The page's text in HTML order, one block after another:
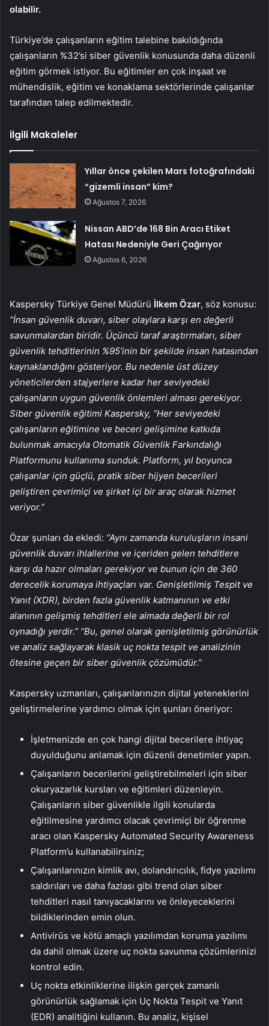
olabilir.
Türkiye’de çalışanların eğitim talebine bakıldığında
çalışanların %32’si siber güvenlik konusunda daha düzenli
eğitim görmek istiyor. Bu eğitimler en çok inşaat ve
mühendislik, eğitim ve konaklama sektörlerinde çalışanlar
tarafından talep edilmektedir.
İlgili Makaleler
Yıllar önce çekilen Mars fotoğrafındaki
“gizemli insan” kim?
Ağustos 7, 2026
Nissan ABD’de 168 Bin Aracı Etiket
Hatası Nedeniyle Geri Çağırıyor
Ağustos 6, 2026
Kaspersky Türkiye Genel Müdürü İlkem Özar, söz konusu:
“İnsan güvenlik duvarı, siber olaylara karşı en değerli
savunmalardan biridir. Üçüncü taraf araştırmaları, siber
güvenlik tehditlerinin %95’inin bir şekilde insan hatasından
kaynaklandığını gösteriyor. Bu nedenle üst düzey
yöneticilerden stajyerlere kadar her seviyedeki
çalışanların uygun güvenlik önlemleri alması gerekiyor.
Siber güvenlik eğitimi Kaspersky, “Her seviyedeki
çalışanların eğitimine ve beceri gelişimine katkıda
bulunmak amacıyla Otomatik Güvenlik Farkındalığı
Platformunu kullanıma sunduk. Platform, yıl boyunca
çalışanlar için güçlü, pratik siber hijyen becerileri
geliştiren çevrimiçi ve şirket içi bir araç olarak hizmet
veriyor.”
Özar şunları da ekledi: “Aynı zamanda kuruluşların insani
güvenlik duvarı ihlallerine ve içeriden gelen tehditlere
karşı da hazır olmaları gerekiyor ve bunun için de 360 ​​
derecelik korumaya ihtiyaçları var. Genişletilmiş Tespit ve
Yanıt (XDR), birden fazla güvenlik katmanının ve etki
alanının gelişmiş tehditleri ele almada değerli bir rol
oynadığı yerdir.” “Bu, genel olarak genişletilmiş görünürlük
ve analiz sağlayarak klasik uç nokta tespit ve analizinin
ötesine geçen bir siber güvenlik çözümüdür.”
Kaspersky uzmanları, çalışanlarınızın dijital yeteneklerini
geliştirmelerine yardımcı olmak için şunları öneriyor:
İşletmenizde en çok hangi dijital becerilere ihtiyaç
duyulduğunu anlamak için düzenli denetimler yapın.
Çalışanların becerilerini geliştirebilmeleri için siber
okuryazarlık kursları ve eğitimleri düzenleyin.
Çalışanların siber güvenlikle ilgili konularda
eğitilmesine yardımcı olacak çevrimiçi bir öğrenme
aracı olan Kaspersky Automated Security Awareness
Platform’u kullanabilirsiniz;
Çalışanlarınızın kimlik avı, dolandırıcılık, fidye yazılımı
saldırıları ve daha fazlası gibi trend olan siber
tehditleri nasıl tanıyacaklarını ve önleyeceklerini
bildiklerinden emin olun.
Antivirüs ve kötü amaçlı yazılımdan koruma yazılımı
da dahil olmak üzere uç nokta savunma çözümlerinizi
kontrol edin.
Uç nokta etkinliklerine ilişkin gerçek zamanlı
görünürlük sağlamak için Uç Nokta Tespit ve Yanıt
(EDR) analitiğini kullanın. Bu analiz, kişisel